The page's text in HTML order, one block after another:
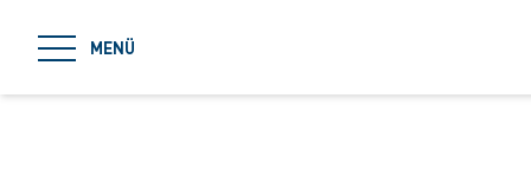
MENÜ